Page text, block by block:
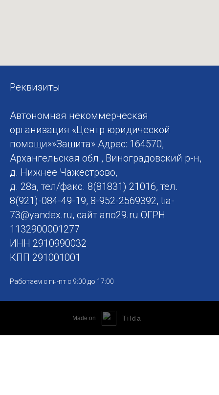
Реквизиты
Автономная некоммерческая
организация «Центр юридической
помощи»»Защита» Адрес: 164570,
Архангельская обл., Виноградовский р-н,
д. Нижнее Чажестрово,
д. 28а, тел/факс. 8(81831) 21016, тел.
8(921)-084-49-19, 8-952-2569392,tia-
73@yandex.ru, сайт ano29.ru ОГРН
1132900001277
ИНН 2910990032
КПП 291001001
Работаем с пн-пт с 9:00 до 17:00
Made on Tilda